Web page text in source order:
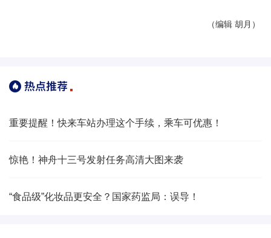
（编辑 胡月）
重要提醒！快来车站办理这个手续，乘车可优惠！
惊艳！神舟十三号发射任务高清大图来袭
“食品级”化妆品更安全？国家药监局：误导！